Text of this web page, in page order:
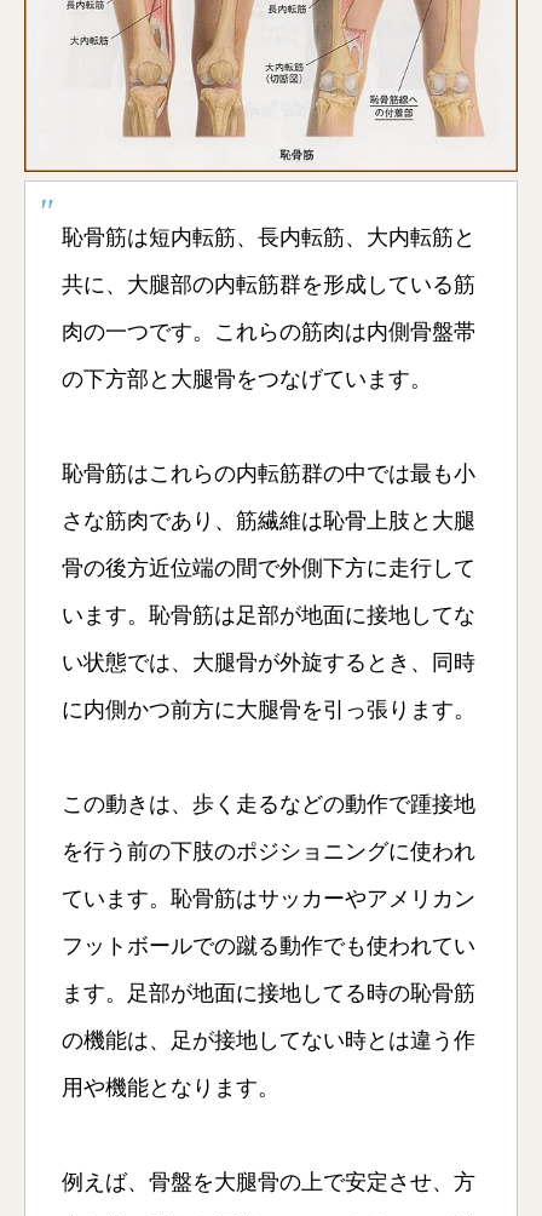
恥骨筋は短内転筋、長内転筋、大内転筋と
共に、大腿部の内転筋群を形成している筋
肉の一つです。これらの筋肉は内側骨盤帯
の下方部と大腿骨をつなげています。
恥骨筋はこれらの内転筋群の中では最も小
さな筋肉であり、筋繊維は恥骨上肢と大腿
骨の後方近位端の間で外側下方に走行して
います。恥骨筋は足部が地面に接地してな
い状態では、大腿骨が外旋するとき、同時
に内側かつ前方に大腿骨を引っ張ります。
この動きは、歩く走るなどの動作で踵接地
を行う前の下肢のポジショニングに使われ
ています。恥骨筋はサッカーやアメリカン
フットボールでの蹴る動作でも使われてい
ます。足部が地面に接地してる時の恥骨筋
の機能は、足が接地してない時とは違う作
用や機能となります。
例えば、骨盤を大腿骨の上で安定させ、方